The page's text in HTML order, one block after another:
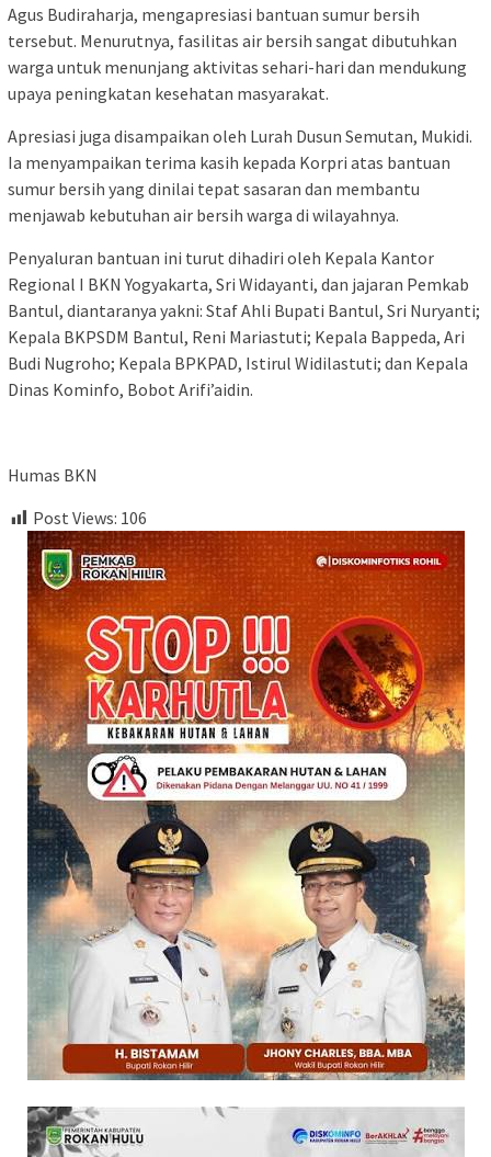
Agus Budiraharja, mengapresiasi bantuan sumur bersih
tersebut. Menurutnya, fasilitas air bersih sangat dibutuhkan
warga untuk menunjang aktivitas sehari-hari dan mendukung
upaya peningkatan kesehatan masyarakat.
Apresiasi juga disampaikan oleh Lurah Dusun Semutan, Mukidi.
Ia menyampaikan terima kasih kepada Korpri atas bantuan
sumur bersih yang dinilai tepat sasaran dan membantu
menjawab kebutuhan air bersih warga di wilayahnya.
Penyaluran bantuan ini turut dihadiri oleh Kepala Kantor
Regional I BKN Yogyakarta, Sri Widayanti, dan jajaran Pemkab
Bantul, diantaranya yakni: Staf Ahli Bupati Bantul, Sri Nuryanti;
Kepala BKPSDM Bantul, Reni Mariastuti; Kepala Bappeda, Ari
Budi Nugroho; Kepala BPKPAD, Istirul Widilastuti; dan Kepala
Dinas Kominfo, Bobot Arifi’aidin.
Humas BKN
Post Views: 106